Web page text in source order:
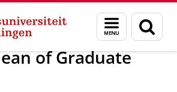
Menu
en
zoeken
Nieuws Nieuwsberichten
of Graduate